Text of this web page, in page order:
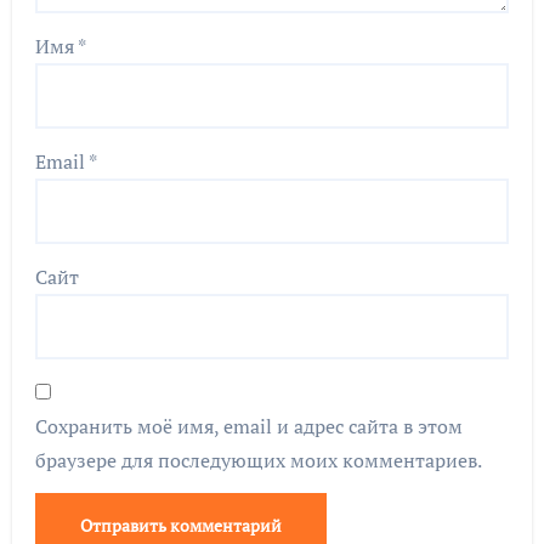
Имя*
Email *
Сайт
Сохранить моё имя, email и адрес сайта в этом
браузере для последующих моих комментариев.